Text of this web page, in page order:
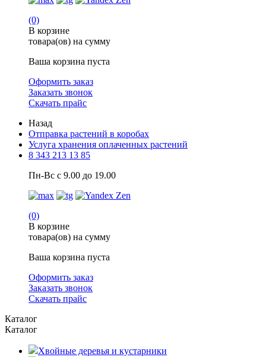
(0)
В корзине
товара(ов) на сумму
Ваша корзина пуста
Оформить заказ
Заказать звонок
Скачать прайс
Назад
Отправка растений в коробах
Услуга хранения оплаченных растений
8 343 213 13 85
Пн-Вс с 9.00 до 19.00
(0)
В корзине
товара(ов) на сумму
Ваша корзина пуста
Оформить заказ
Заказать звонок
Скачать прайс
Каталог
Каталог
Хвойные деревья и кустарники